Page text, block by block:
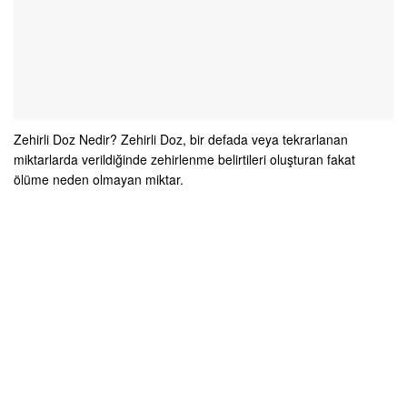
Zehirli Doz Nedir? Zehirli Doz, bir defada veya tekrarlanan
miktarlarda verildiğinde zehirlenme belirtileri oluşturan fakat
ölüme neden olmayan miktar.